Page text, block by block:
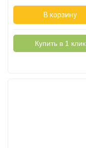
В корзину
Купить в 1 клик